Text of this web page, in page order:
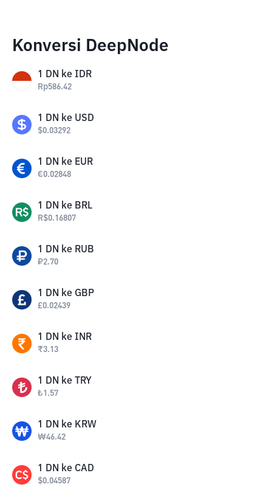
Konversi DeepNode
1 DN ke IDR
Rp586.42
1 DN ke USD
$0.03292
1 DN ke EUR
€0.02848
1 DN ke BRL
R$0.16807
1 DN ke RUB
₽2.70
1 DN ke GBP
£0.02439
1 DN ke INR
₹3.13
1 DN ke TRY
₺1.57
1 DN ke KRW
₩46.42
1 DN ke CAD
$0.04587